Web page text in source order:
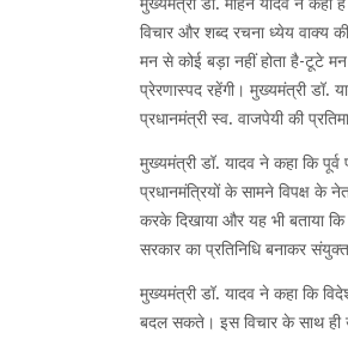
विचार और शब्द रचना ध्येय वाक्य
मन से कोई बड़ा नहीं होता है-टूटे
प्रेरणास्पद रहेंगी। मुख्यमंत्री डॉ.
प्रधानमंत्री स्व. वाजपेयी की
मुख्यमंत्री डॉ. यादव ने कहा कि
प्रधानमंत्रियों के सामने विपक्ष के
करके दिखाया और यह भी बताया
सरकार का प्रतिनिधि बनाकर
मुख्यमंत्री डॉ. यादव ने कहा कि
बदल सकते। इस विचार के साथ ही